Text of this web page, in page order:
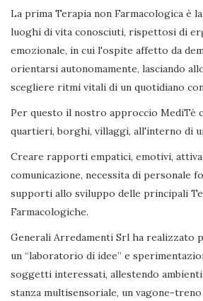
La prima Terapia non Farmacologica è
luoghi di vita conosciuti, rispettosi di
emozionale, in cui l'ospite affetto da
orientarsi autonomamente, lasciando
scegliere ritmi vitali di un quotidiano
Per questo il nostro approccio MediTè
quartieri, borghi, villaggi, all'interno di
Creare rapporti empatici, emotivi,
comunicazione, necessita di personale
supporti allo sviluppo delle principali
Farmacologiche.
Generali Arredamenti Srl ha realizzato
un “laboratorio di idee” e
soggetti interessati, allestendo ambienti
stanza multisensoriale, un vagone-